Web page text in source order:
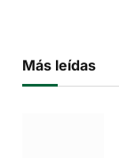
Más leídas